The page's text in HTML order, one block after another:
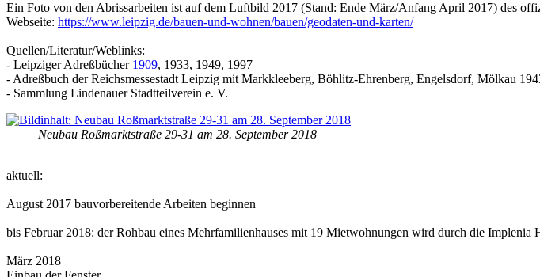
Ein Foto von den Abrissarbeiten ist auf dem Luftbild 2017 (Stand: Ende März/Anfang April 2017) des
Webseite: https://www.leipzig.de/bauen-und-wohnen/bauen/geodaten-und-karten/
Quellen/Literatur/Weblinks:
- Leipziger Adreßbücher 1909, 1933, 1949, 1997
- Adreßbuch der Reichsmessestadt Leipzig mit Markkleeberg, Böhlitz-Ehrenberg, Engelsdorf, Mölkau
- Sammlung Lindenauer Stadtteilverein e. V.
Neubau Roßmarktstraße 29-31 am 28. September 2018
aktuell:
August 2017 bauvorbereitende Arbeiten beginnen
bis Februar 2018: der Rohbau eines Mehrfamilienhauses mit 19 Mietwohnungen wird durch die
März 2018